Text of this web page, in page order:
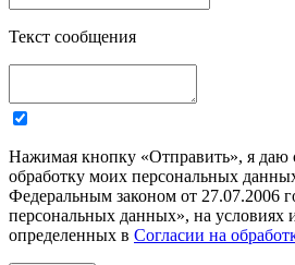
Текст сообщения
Нажимая кнопку «Отправить», я даю
обработку моих персональных
Федеральным законом от 27.07.2006
персональных данных», на условиях
определенных в Согласии на